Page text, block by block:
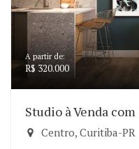
A partir de:
R$ 320.000
Studio à Venda
Centro, Curitiba-PR